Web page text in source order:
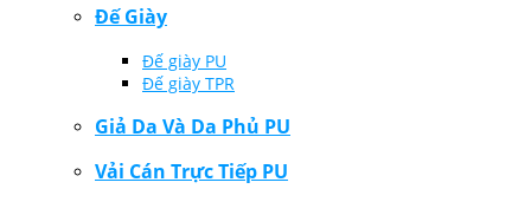
Đế Giày
Đế giày PU
Đế giày TPR
Giả Da Và Da Phủ PU
Vải Cán Trực Tiếp PU